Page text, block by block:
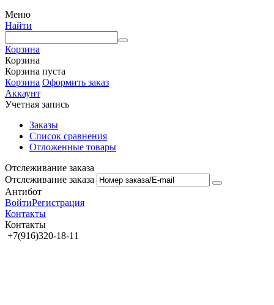
Меню
Найти
Корзина
Корзина
Корзина пуста
Корзина Оформить заказ
Аккаунт
Учетная запись
Заказы
Список сравнения
Отложенные товары
Отслеживание заказа
Отслеживание заказа
Антибот
ВойтиРегистрация
Контакты
Контакты
+7(916)320-18-11